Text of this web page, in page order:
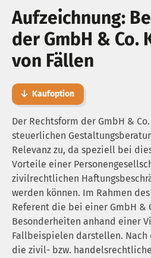
Aufzeichnung:
der GmbH & Co.
von Fällen
Kaufoption
Der Rechtsform der GmbH &
steuerlichen
Relevanz zu, da speziell bei
Vorteile einer
zivilrechtlichen
werden können. Im Rahmen
Referent die bei einer GmbH &
Besonderheiten anhand einer
Fallbeispielen darstellen.
die zivil- bzw.